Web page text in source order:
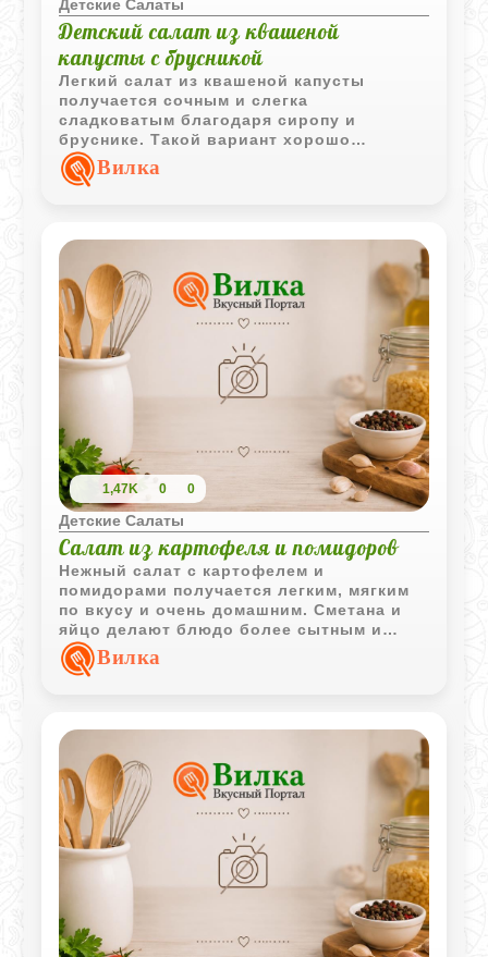
Детские Салаты
Детский салат из квашеной
капусты с брусникой
Легкий салат из квашеной капусты
получается сочным и слегка
сладковатым благодаря сиропу и
бруснике. Такой вариант хорошо
подходит для прохладного времени года
и помогает разнообразить детское меню.
Вилка
1,47K 0 0
Детские Салаты
Салат из картофеля и помидоров
Нежный салат с картофелем и
помидорами получается легким, мягким
по вкусу и очень домашним. Сметана и
яйцо делают блюдо более сытным и
хорошо подходят для детского меню.
Вилка